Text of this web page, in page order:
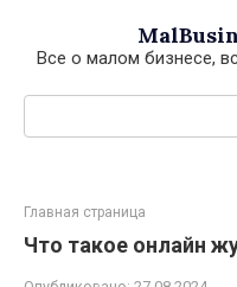
контентуВсе о малом бизнесе,
Поиск:
Главная страница
Что такое онлайн